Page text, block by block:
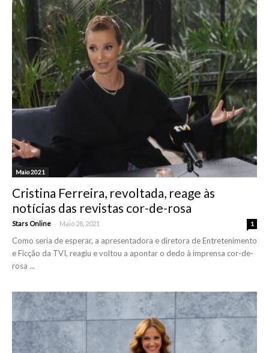
Maio 2021
Cristina Ferreira, revoltada, reage às
notícias das revistas cor-de-rosa
Stars Online - Maio 28, 2021 1
Como seria de esperar, a apresentadora e diretora de Entretenimento
e Ficção da TVI, reagiu e voltou a apontar o dedo à imprensa cor-de-
rosa ...